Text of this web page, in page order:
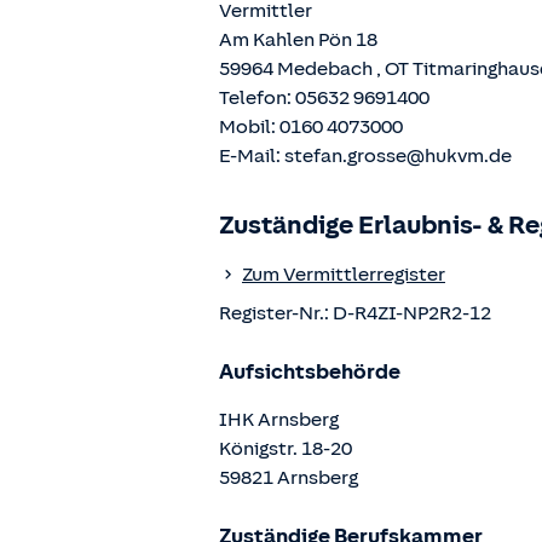
Vermittler
Am Kahlen Pön 18
59964 Medebach , OT
Telefon: 05632 9691400
Mobil: 0160 4073000
E-Mail: stefan.grosse@hukvm.de
Zuständige Erlaubnis- &
Zum Vermittlerregister
Register-Nr.: D-R4ZI-NP2R2-12
Aufsichtsbehörde
IHK Arnsberg
Königstr. 18-20
59821Arnsberg
Zuständige Berufskammer